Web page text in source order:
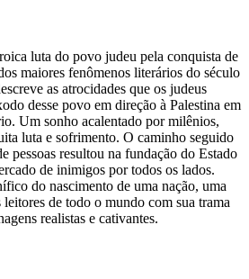
luta do povo judeu pela conquista de
maiores fenômenos literários do século
as atrocidades que os judeus
desse povo em direção à Palestina em
Um sonho acalentado por milênios,
luta e sofrimento. O caminho seguido
pessoas resultou na fundação do Estado
de inimigos por todos os lados.
do nascimento de uma nação, uma
de todo o mundo com sua trama
realistas e cativantes.